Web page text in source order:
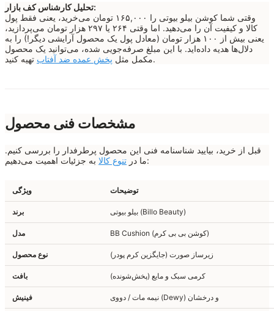
تحلیل کارشناس کف بازار:
وقتی شما کوشن بیلو بیوتی را ۱۶۵,۰۰۰ تومان می‌خرید، یعنی فقط پول
کالا و کیفیت آن را می‌دهید. اما وقتی ۲۶۴ یا ۲۹۷ هزار تومان می‌پردازید،
یعنی بیش از ۱۰۰ هزار تومان (معادل پول یک محصول آرایشی دیگر!) را به
دلال‌ها هدیه داده‌اید. با این مبلغ صرفه‌جویی شده، می‌توانید یک محصول
مکمل مثل پخش عمده ضد آفتاب تهیه کنید.
مشخصات فنی محصول
قبل از خرید، بیایید شناسنامه فنی این محصول پرطرفدار را بررسی کنیم.
ما در تنوع کالا به جزئیات اهمیت می‌دهیم:
ویژگی توضیحات
برند بیلو بیوتی (Billo Beauty)
مدل BB Cushion (کوشن بی بی کرم)
نوع محصول زیرساز صورت (جایگزین کرم پودر)
بافت کرمی سبک و مایع (پخش‌شونده)
فینیش نیمه مات / دووی (Dewy) و درخشان